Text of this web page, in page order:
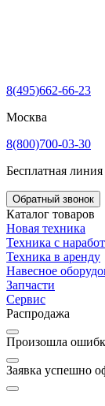
8(495)662-66-23
Москва
8(800)700-03-30
Бесплатная линия
Обратный звонок
Каталог товаров
Новая техника
Техника с
Техника в аренду
Навесное
Запчасти
Сервис
Распродажа
Произошла
Заявка успешно